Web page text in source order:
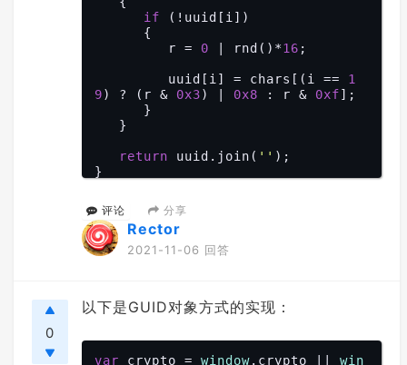
if (!uuid[i])
         r =
0 | rnd()*16 ;
         uuid[i] = chars[(i ==
1
9) ? (r & 0x3) | 0x8 : r & 0xf];
return uuid.join( '' );
评论 分享
Rector
2021-11-06 回答
0
以下是GUID对象方式的实现：
var crypto = window.crypto || win